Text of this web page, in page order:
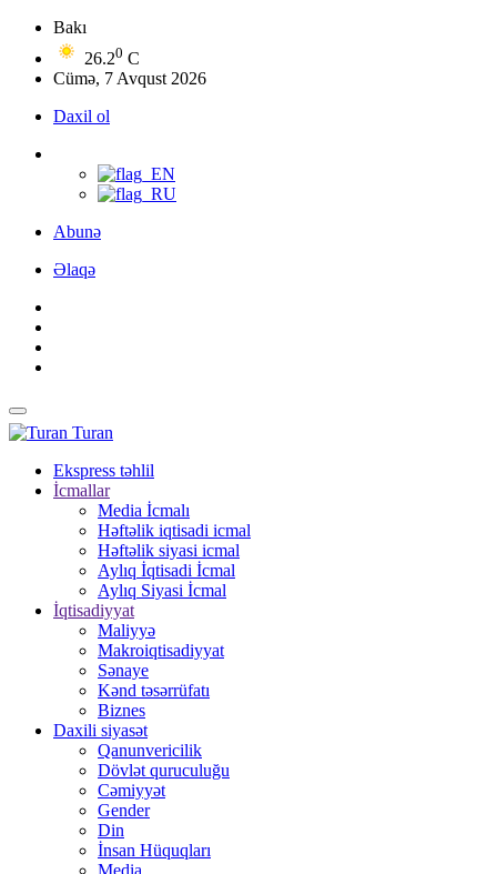
Bakı
26.20 C
Cümə, 7 Avqust 2026
Daxil ol
Abunə
Əlaqə
Turan
Ekspress təhlil
İcmallar
Media İcmalı
Həftəlik iqtisadi icmal
Həftəlik siyasi icmal
Aylıq İqtisadi İcmal
Aylıq Siyasi İcmal
İqtisadiyyat
Maliyyə
Makroiqtisadiyyat
Sənaye
Kənd təsərrüfatı
Biznes
Daxili siyasət
Qanunvericilik
Dövlət quruculuğu
Cəmiyyət
Gender
Din
İnsan Hüquqları
Media